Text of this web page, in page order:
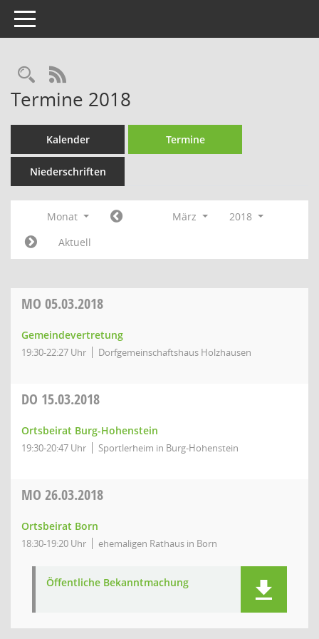
Toggle navigation
Rechercheauswahl
RSS-Feed
Termine 2018
Kalender Termine
Niederschriften
Monat März
2018
Aktuell
MO 05.03.2018
Gemeindevertretung
19:30-22:27 Uhr Dorfgemeinschaftshaus Holzhausen
DO 15.03.2018
Ortsbeirat Burg-Hohenstein
19:30-20:47 Uhr Sportlerheim in Burg-Hohenstein
MO 26.03.2018
Ortsbeirat Born
18:30-19:20 Uhr ehemaligen Rathaus in Born
Öffentliche Bekanntmachung